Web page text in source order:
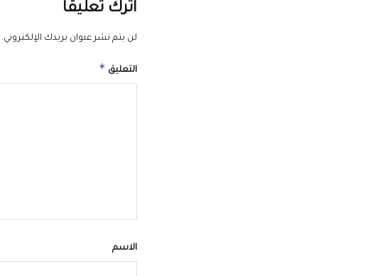
اترك تعليقاً
لن يتم نشر عنوان بريدك الإلكتروني.
التعليق *
الاسم